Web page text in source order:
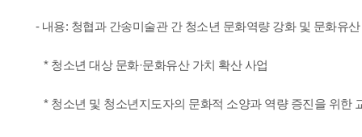
- 내용: 청협과 간송미술관 간 청소년 문화역량 강화 및 문화유
* 청소년 대상 문화·문화유산 가치 확산 사업
* 청소년 및 청소년지도자의 문화적 소양과 역량 증진을 위한